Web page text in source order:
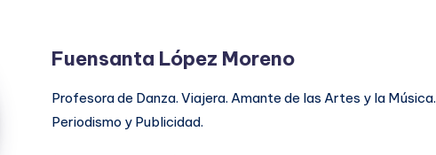
Fuensanta López Moreno
Profesora de Danza. Viajera. Amante de las Artes y la Música.
Periodismo y Publicidad.